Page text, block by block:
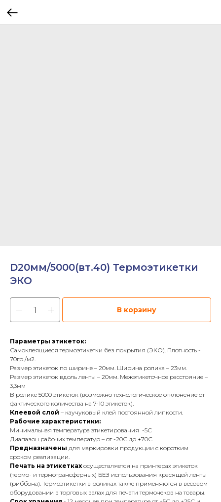
D20мм/5000(вт.40) Термоэтикетки
ЭКО
В корзину
Параметры этикеток:
Самоклеящиеся термоэтикетки без покрытия (ЭКО). Плотность -
70гр./м2.
Размер этикеток по ширине – 20мм. Ширина ролика – 23мм.
Размер этикеток вдоль ленты – 20мм. Межэтикеточное расстояние –
3,3мм
В ролике 5000 этикеток (возможно технологическое отклонение от
фактического количества на 7-10 этикеток).
Клеевой слой – каучуковый клей постоянной липкости.
Рабочие характеристики:
Минимальная температура этикетирования -5С
Диапазон рабочих температур – от -20С до +70С
Предназначены для маркировки продукции с коротким
сроком реализации.
Печать на этикеткахосуществляется на принтерах этикеток
(термо- и термотрансферных) БЕЗ использования красящей ленты
(риббона). Термоэтикетки в роликах также применяются в весовом
оборудовании в торговых залах для печати термочеков на товары.